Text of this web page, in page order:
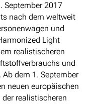
September 2017
nach dem weltweit
und
Light
realistischeren
und
dem 1. September
neuen europäischen
der realistischeren